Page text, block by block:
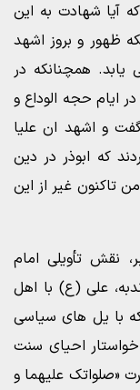
آیا شهادت به این
ظهور و بروز اشهد
یابد. همچنانکه در
ایام حجه الوداع و
و اشهد ان علیا
که ابوذر در دین
تاکنون غیر از این
نقش تأویلی امام
علی (ع) با اهل
با یل های سیاسی
خواستار احیای سنت
«صلواتک علیهما و